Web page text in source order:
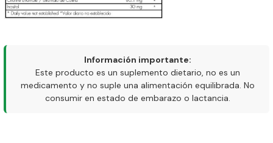
Información importante:
Este producto es un suplemento dietario, no es un
medicamento y no suple una alimentación equilibrada. No
consumir en estado de embarazo o lactancia.